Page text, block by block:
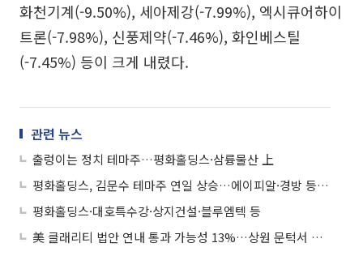
화천기계(-9.50%), 세아제강(-7.99%), 엑시큐어하이
트론(-7.98%), 신풍제약(-7.46%), 화인베스틸
(-7.45%) 등이 크게 내렸다.
관련 뉴스
출렁이는 정치 테마주…평화홀딩스·삼륭물산 上
평화홀딩스, 김문수 테마주 연일 상승…에이피알·경방 등도↑
평화홀딩스·대호특수강·상지건설·블루엠텍 등
美 클래리티 법안 연내 통과 가능성 13%…상원 문턱서 제동